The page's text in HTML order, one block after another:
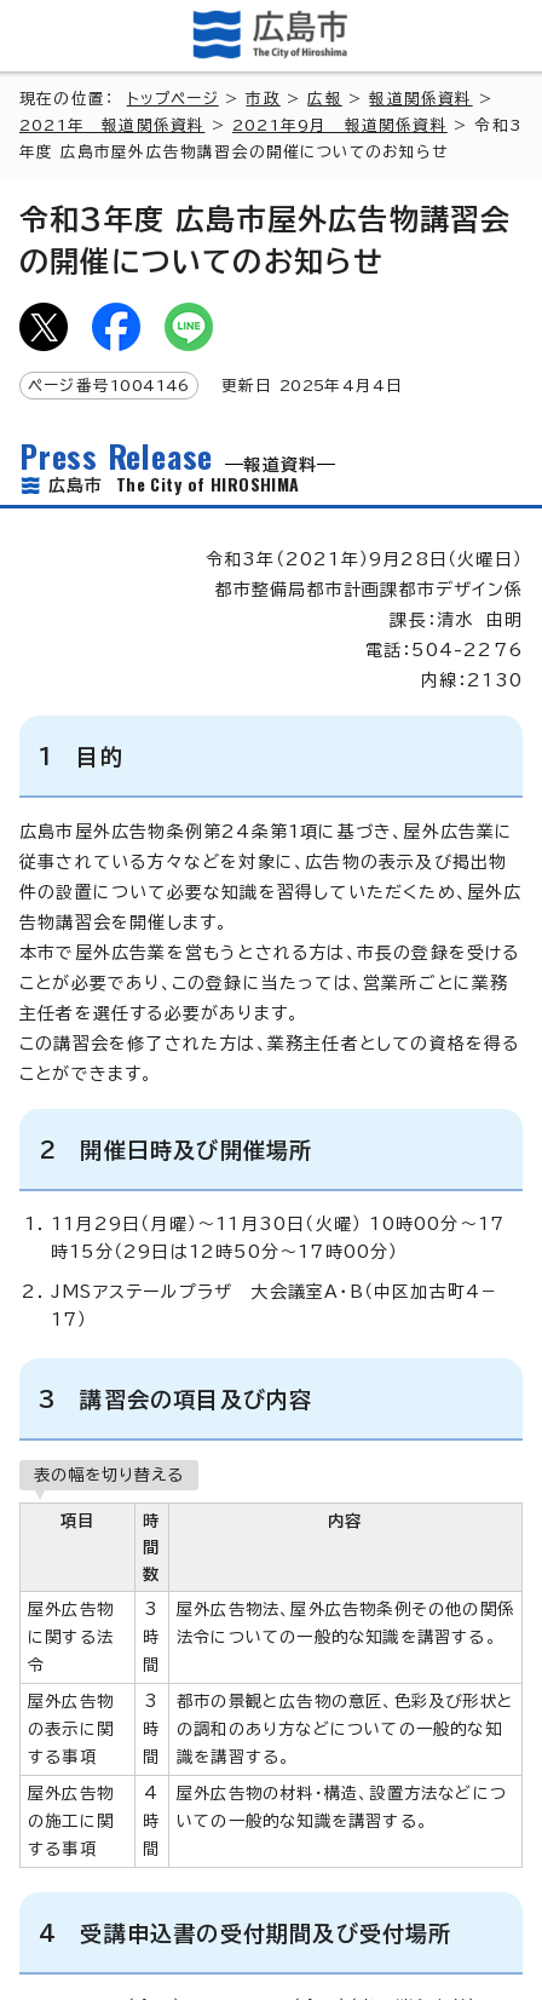
現在の位置： トップページ >市政 >広報 >報道関係資料
>
2021年 報道関係資料
> 2021年9月 報道関係資料
> 令和3
年度 広島市屋外広告物講習会の開催についてのお知らせ
令和3年度 広島市屋外広告物講習会
の開催についてのお知らせ
ページ番号 1004146 更新日 2025年4月4日
Press Release
報道資料
広島市 The City of HIROSHIMA
令和3年（2021年）9月28日（火曜日）
都市整備局都市計画課都市デザイン係
課長：清水 由明
電話：504-2276
内線：2130
1 目的
広島市屋外広告物条例第24条第1項に基づき、屋外広告業に
従事されている方々などを対象に、広告物の表示及び掲出物
件の設置について必要な知識を習得していただくため、屋外広
告物講習会を開催します。
本市で屋外広告業を営もうとされる方は、市長の登録を受ける
ことが必要であり、この登録に当たっては、営業所ごとに業務
主任者を選任する必要があります。
この講習会を修了された方は、業務主任者としての資格を得る
ことができます。
2 開催日時及び開催場所
11月29日（月曜）～11月30日（火曜） 10時00分～17
時15分（29日は12時50分～17時00分）
JMSアステールプラザ 大会議室A・B（中区加古町4－
17）
3 講習会の項目及び内容
表の幅を切り替える
項目
時
間
数
内容
屋外広告物
に関する法
令
3
時
間
屋外広告物法、屋外広告物条例その他の関係
法令についての一般的な知識を講習する。
屋外広告物
の表示に関
する事項
3
時
間
都市の景観と広告物の意匠、色彩及び形状と
の調和のあり方などについての一般的な知
識を講習する。
屋外広告物
の施工に関
する事項
4
時
間
屋外広告物の材料・構造、設置方法などにつ
いての一般的な知識を講習する。
4 受講申込書の受付期間及び受付場所